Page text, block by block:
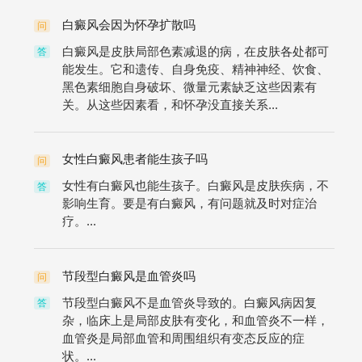
问 白癜风会因为怀孕扩散吗
答
白癜风是皮肤局部色素减退的病，在皮肤各处都可
能发生。它和遗传、自身免疫、精神神经、饮食、
黑色素细胞自身破坏、微量元素缺乏这些因素有
关。从这些因素看，和怀孕没直接关系...
问 女性白癜风患者能生孩子吗
答
女性有白癜风也能生孩子。白癜风是皮肤疾病，不
影响生育。要是有白癜风，有问题就及时对症治
疗。...
问 节段型白癜风是血管炎吗
答
节段型白癜风不是血管炎导致的。白癜风病因复
杂，临床上是局部皮肤有变化，和血管炎不一样，
血管炎是局部血管和周围组织有变态反应的症
状。...